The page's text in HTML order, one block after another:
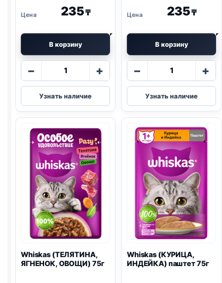
235₸
В корзину
−
Количество
Whiskas
(КОТЯТА,
КУРИЦА)
75г
+
Узнать наличие
235₸
В корзину
−
Количество
Whiskas
(ГОВЯДИНА,
ПЕЧЕНЬ)
75г
+
Узнать наличие
Whiskas (ТЕЛЯТИНА,
ЯГНЕНОК, ОВОЩИ) 75г
Whiskas (КУРИЦА,
ИНДЕЙКА) паштет 75г